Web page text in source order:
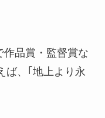
作品賞・監督賞な
ば、｢地上より永